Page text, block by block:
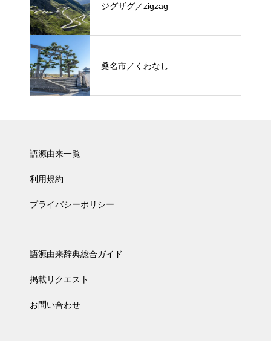
ジグザグ／zigzag
桑名市／くわなし
語源由来一覧
利用規約
プライバシーポリシー
語源由来辞典総合ガイド
掲載リクエスト
お問い合わせ